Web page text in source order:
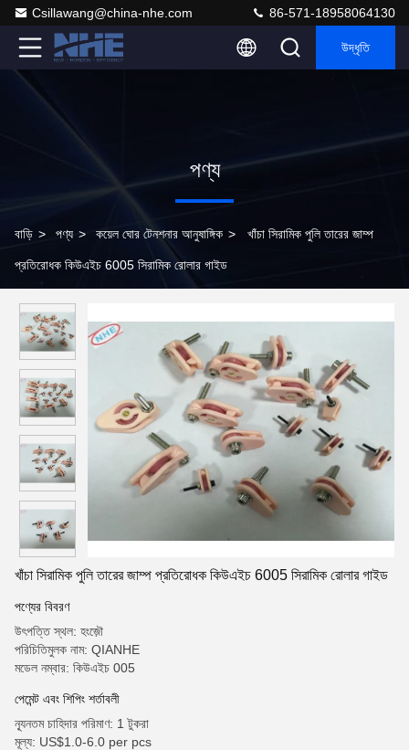
Csillawang@china-nhe.com 86-571-18958064130
উদ্ধৃতি
পণ্য
বাড়ি > পণ্য > কয়েল ঘোর টেনশনার আনুষাঙ্গিক > খাঁচা সিরামিক পুলি তারের জাম্প
প্রতিরোধক কিউএইচ 6005 সিরামিক রোলার গাইড
খাঁচা সিরামিক পুলি তারের জাম্প প্রতিরোধক কিউএইচ 6005 সিরামিক রোলার গাইড
পণ্যের বিবরণ
উৎপত্তি স্থল: হংজ়ৌ
পরিচিতিমুলক নাম: QIANHE
মডেল নম্বার: কিউএইচ 005
পেমেন্ট এবং শিপিং শর্তাবলী
ন্যূনতম চাহিদার পরিমাণ: 1 টুকরা
মূল্য: US$1.0-6.0 per pcs